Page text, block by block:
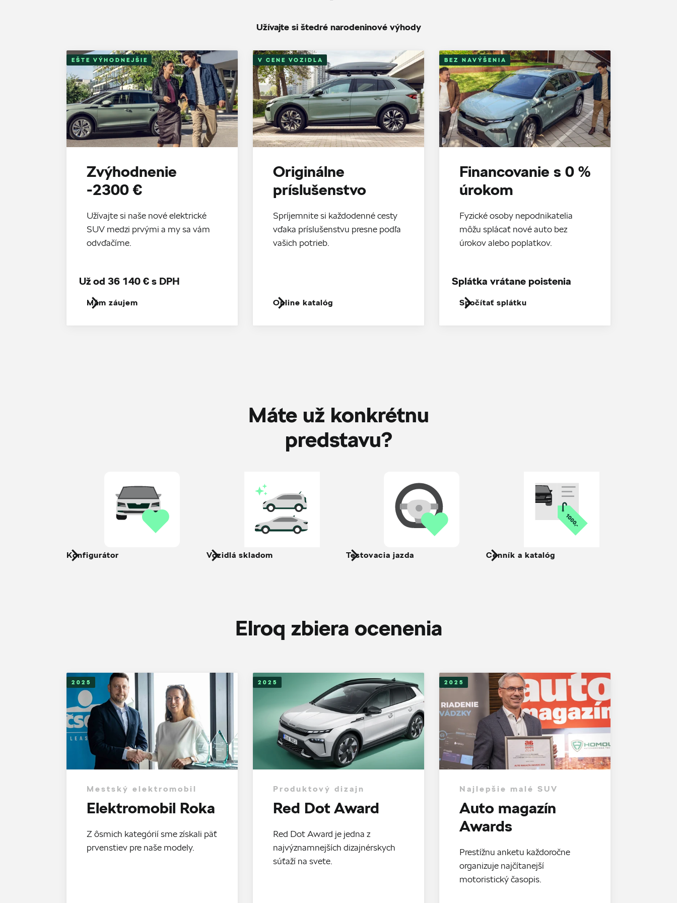
Užívajte si štedré narodeninové výhody
EŠTE VÝHODNEJŠIE
Zvýhodnenie
-2300 €
Užívajte si naše nové elektrické
SUV medzi prvými a my sa vám
odvďačíme.
Mám záujem
Už od 36 140 € s DPH
V CENE VOZIDLA
Originálne
príslušenstvo
Spríjemnite si každodenné cesty
vďaka príslušenstvu presne podľa
vašich potrieb.
Online katalóg
BEZ NAVÝŠENIA
Financovanie s 0 %
úrokom
Fyzické osoby nepodnikatelia
môžu splácať nové auto bez
úrokov alebo poplatkov.
Spočítať splátku
Splátka vrátane poistenia
Máte už konkrétnu
predstavu?
Konfigurátor Vozidlá skladom Testovacia jazda Cenník a katalóg
Elroq zbiera ocenenia
2025
Mestský elektromobil
Elektromobil Roka
Z ôsmich kategórií sme získali päť
prvenstiev pre naše modely.
2025
Produktový dizajn
Red Dot Award
Red Dot Award je jedna z
najvýznamnejších dizajnérskych
súťaží na svete.
2025
Najlepšie malé SUV
Auto magazín
Awards
Prestížnu anketu každoročne
organizuje najčítanejší
motoristický časopis.